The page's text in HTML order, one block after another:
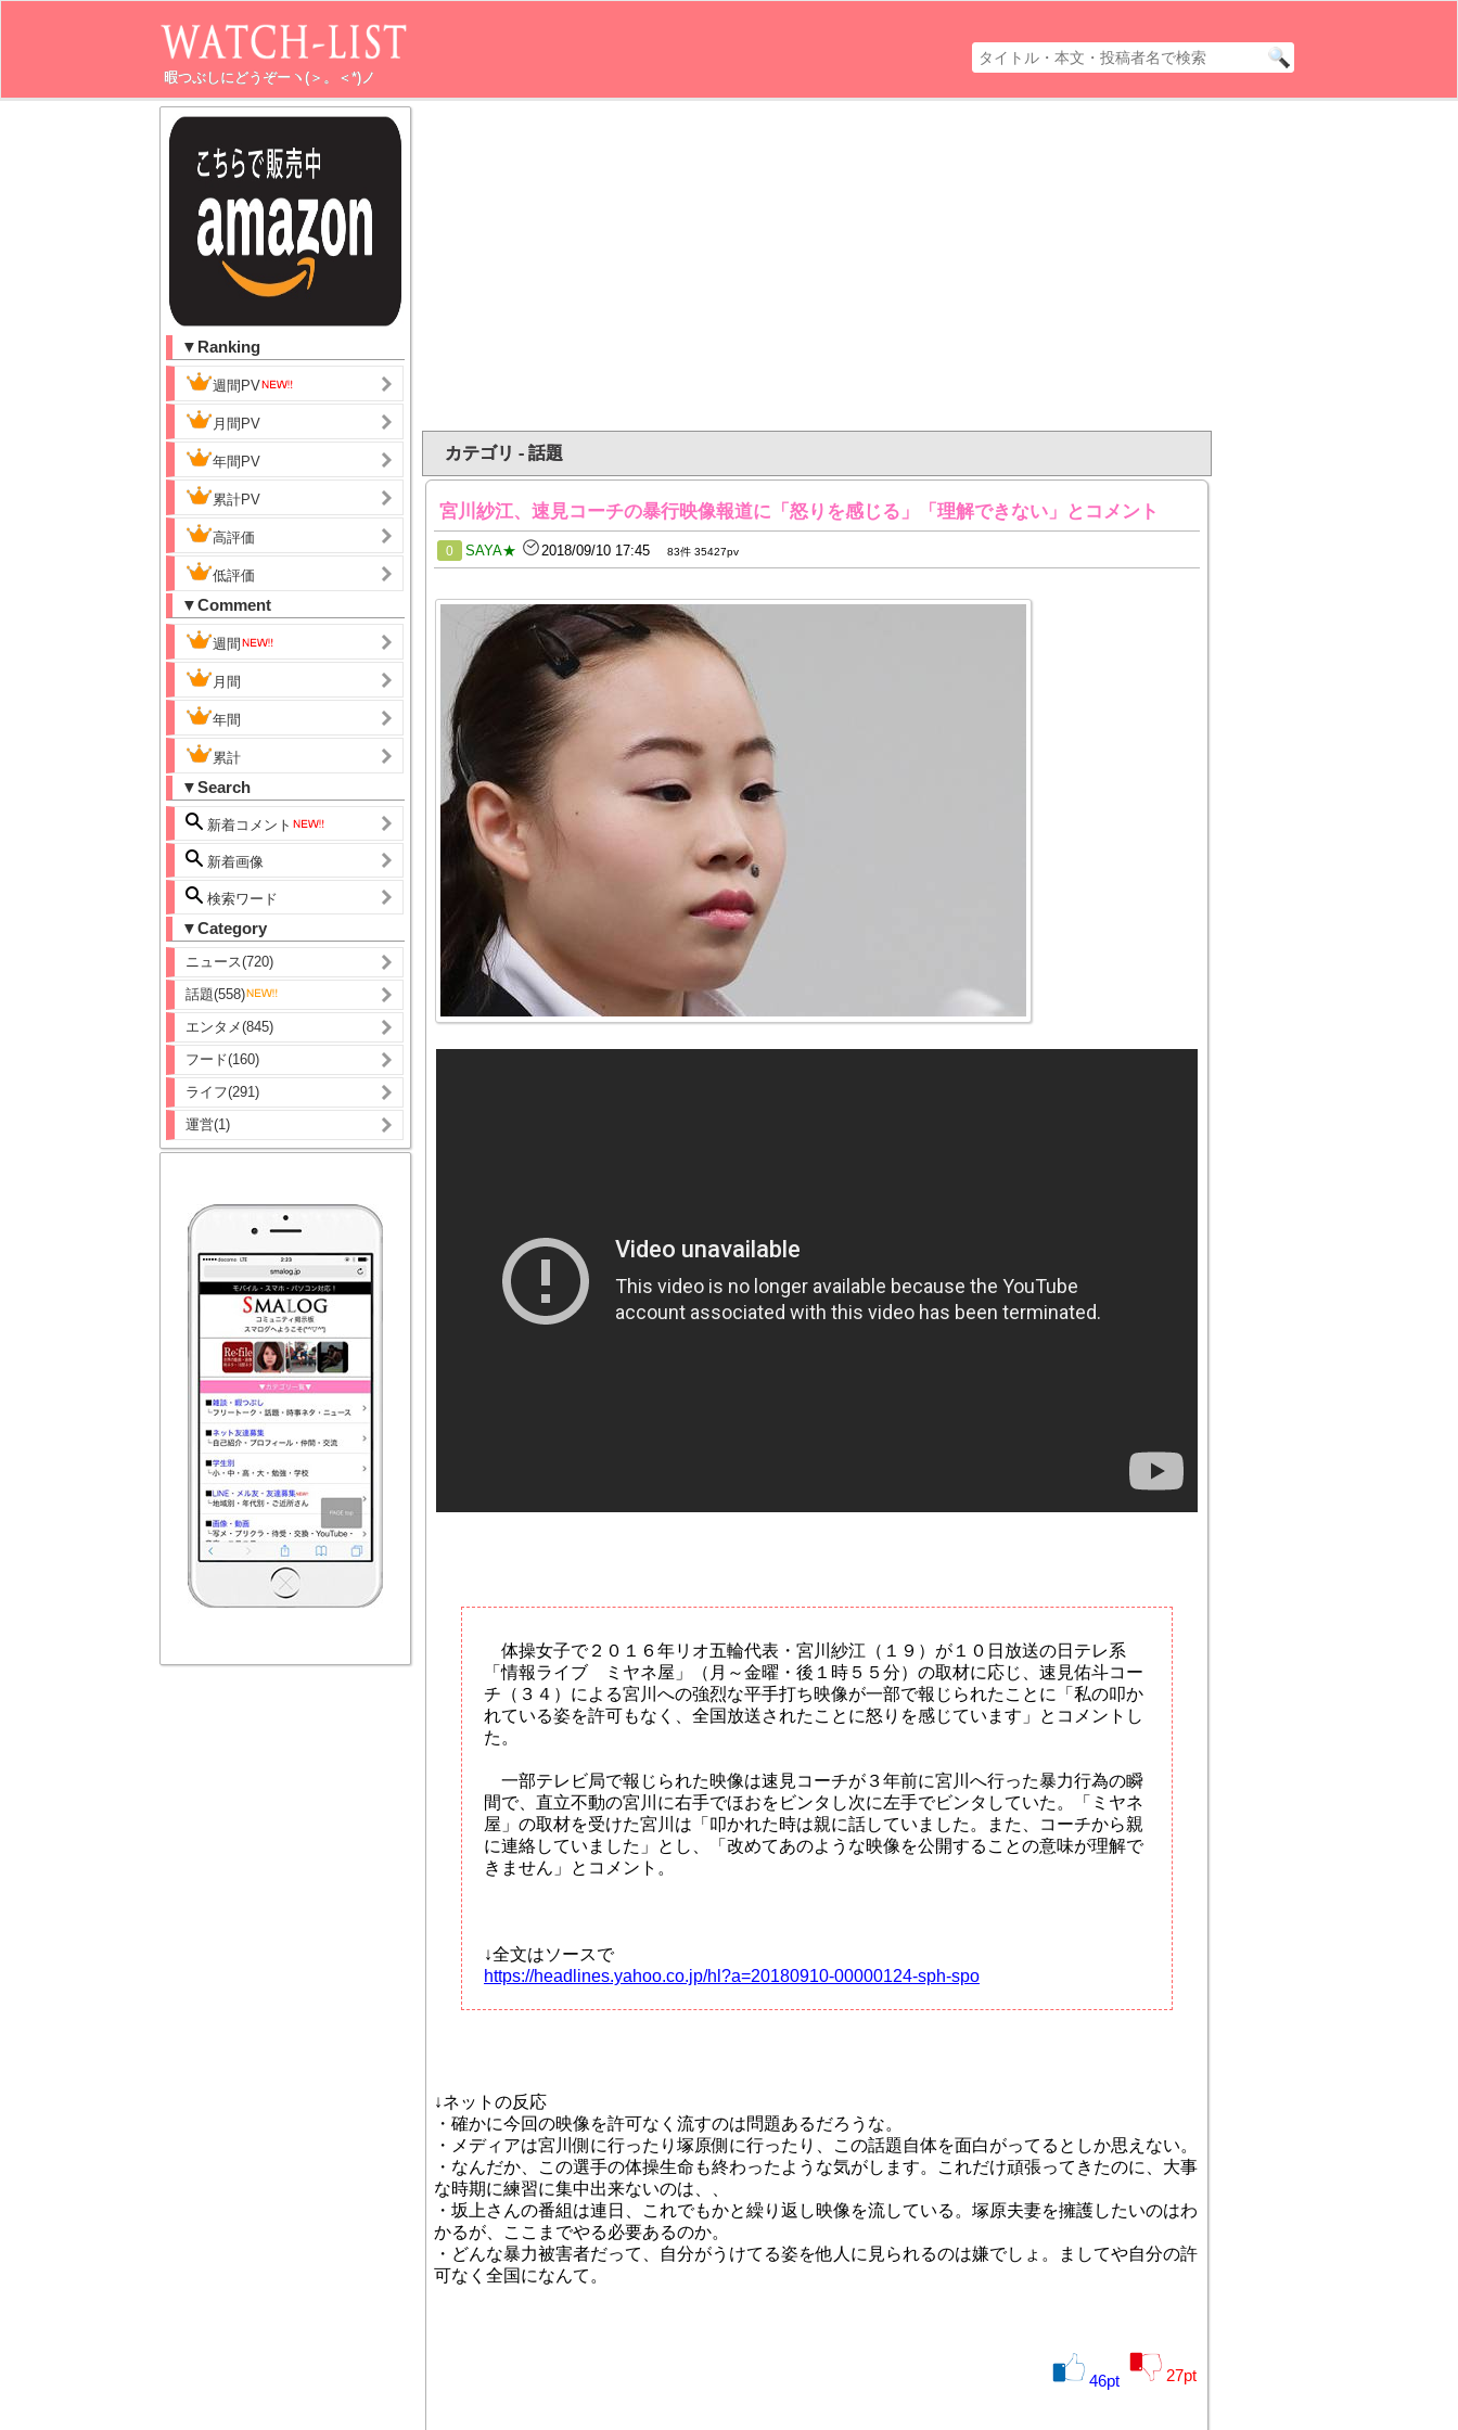
暇つぶしにどうぞーヽ(＞。＜*)ノ
▼Ranking
週間PV
月間PV
年間PV
累計PV
高評価
低評価
▼Comment
週間
月間
年間
累計
▼Search
新着コメント
新着画像
検索ワード
▼Category
ニュース(720)
話題(558)
エンタメ(845)
フード(160)
ライフ(291)
運営(1)
カテゴリ - 話題
宮川紗江、速見コーチの暴行映像報道に「怒りを感じる」「理解できない」とコメント
0 SAYA★ 2018/09/10 17:45 83件 35427pv
体操女子で２０１６年リオ五輪代表・宮川紗江（１９）が１０日放送の日テレ系
「情報ライブ ミヤネ屋」（月～金曜・後１時５５分）の取材に応じ、速見佑斗コー
チ（３４）による宮川への強烈な平手打ち映像が一部で報じられたことに「私の叩か
れている姿を許可もなく、全国放送されたことに怒りを感じています」とコメントし
た。
一部テレビ局で報じられた映像は速見コーチが３年前に宮川へ行った暴力行為の瞬
間で、直立不動の宮川に右手でほおをビンタし次に左手でビンタしていた。「ミヤネ
屋」の取材を受けた宮川は「叩かれた時は親に話していました。また、コーチから親
に連絡していました」とし、「改めてあのような映像を公開することの意味が理解で
きません」とコメント。
↓全文はソースで
https://headlines.yahoo.co.jp/hl?a=20180910-00000124-sph-spo
↓ネットの反応
・確かに今回の映像を許可なく流すのは問題あるだろうな。
・メディアは宮川側に行ったり塚原側に行ったり、この話題自体を面白がってるとしか思えない。
・なんだか、この選手の体操生命も終わったような気がします。これだけ頑張ってきたのに、大事
な時期に練習に集中出来ないのは、、
・坂上さんの番組は連日、これでもかと繰り返し映像を流している。塚原夫妻を擁護したいのはわ
かるが、ここまでやる必要あるのか。
・どんな暴力被害者だって、自分がうけてる姿を他人に見られるのは嫌でしょ。ましてや自分の許
可なく全国になんて。
46pt 27pt